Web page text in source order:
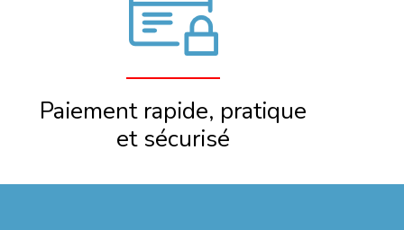
Paiement rapide, pratique
et sécurisé